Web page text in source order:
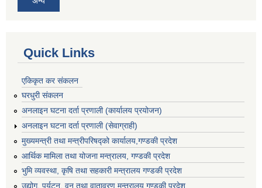
Quick Links
एकिकृत कर संकलन
घरधुरी संकलन
अनलाइन घटना दर्ता प्रणाली (कार्यालय प्रयोजन)
अनलाइन घटना दर्ता प्रणाली (सेवाग्राही)
मुख्यमन्त्री तथा मन्त्रीपरिषद्को कार्यालय,गण्डकी प्रदेश
आर्थिक मामिला तथा योजना मन्त्रालय, गण्डकी प्रदेश
भुमि व्यवस्था, कृषि तथा सहकारी मन्त्रालय गण्डकी प्रदेश
उद्योग, पर्यटन, वन तथा वातावरण मन्त्रालय गण्डकी प्रदेश